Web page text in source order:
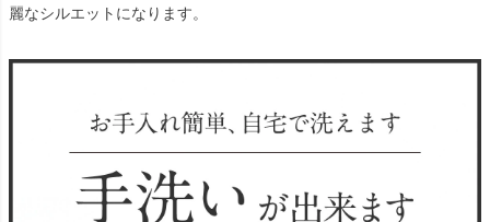
麗なシルエットになります。